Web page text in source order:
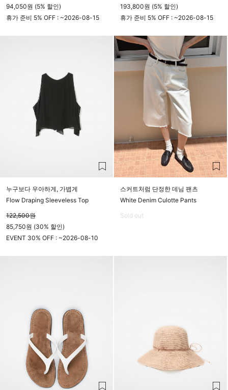
94,050원 (5% 할인)
휴가 준비 5% OFF : ~2026-08-15
193,800원 (5% 할인)
휴가 준비 5% OFF : ~2026-08-15
누구보다 우아하게, 가볍게
Flow Draping Sleeveless Top
122,500원
85,750원 (30% 할인)
EVENT 30% OFF : ~2026-08-10
스커트처럼 단정한 데님 팬츠
White Denim Culotte Pants
Sold out